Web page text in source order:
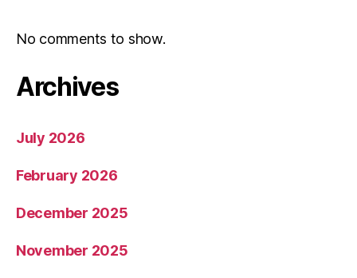
No comments to show.
Archives
July 2026
February 2026
December 2025
November 2025